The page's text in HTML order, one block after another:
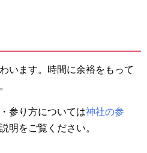
います。時間に余裕をもって
参り方については神社の参
明をご覧ください。